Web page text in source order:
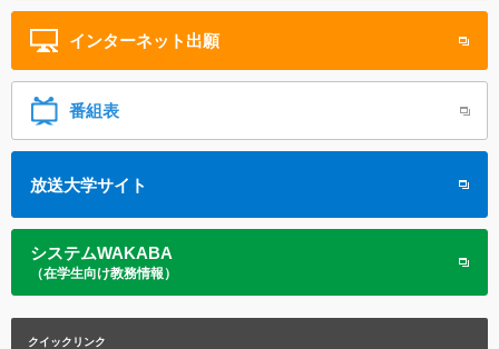
インターネット 出願
番組表
放送大学サイト
システムWAKABA
（在学生向け教務情報）
クイックリンク